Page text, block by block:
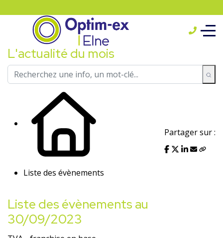
L'actualité du mois
Liste des évènements
Partager sur :
Liste des évènements au
30/09/2023